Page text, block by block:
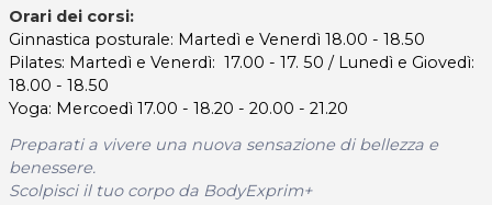
Orari dei corsi:
Ginnastica posturale: Martedì e Venerdì 18.00 - 18.50
Pilates: Martedì e Venerdì: 17.00 - 17. 50 / Lunedì e Giovedì:
18.00 - 18.50
Yoga: Mercoedì 17.00 - 18.20 - 20.00 - 21.20
Preparati a vivere una nuova sensazione di bellezza e
benessere.
Scolpisci il tuo corpo da BodyExprim+